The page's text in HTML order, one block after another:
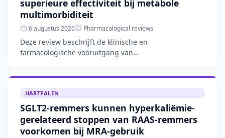
superieure effectiviteit bij metabole
multimorbiditeit
6 augustus 2026 Pharmacological reviews
Deze review beschrijft de klinische en
farmacologische vooruitgang van
HARTFALEN
SGLT2-remmers kunnen hyperkaliëmie-
gerelateerd stoppen van RAAS-remmers
voorkomen bij MRA-gebruik